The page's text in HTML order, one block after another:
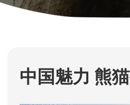
中国魅力 熊